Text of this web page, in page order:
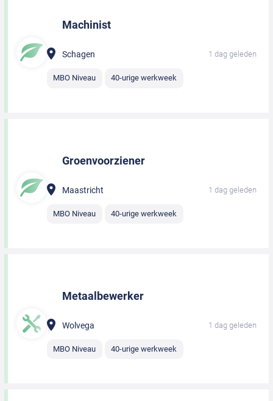
Machinist
Schagen 1 dag geleden
MBO Niveau 40-urige werkweek
Groenvoorziener
Maastricht 1 dag geleden
MBO Niveau 40-urige werkweek
Metaalbewerker
Wolvega 1 dag geleden
MBO Niveau 40-urige werkweek